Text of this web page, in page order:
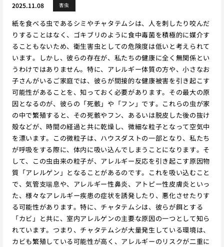
2025.11.08 害虫
紙を食べる虫であるシミやチャタテムシは、人を刺したり咬んだ
りすることはなく、ゴキブリのように食中毒菌を積極的に媒介す
ることもないため、衛生害虫としての危険度は低いと考えられて
います。しかし、彼らの存在が、私たちの健康に全く無関係とい
うわけではありません。特に、アレルギー体質の方や、小さなお
子さんがいるご家庭では、彼らが間接的な健康被害を引き起こす
可能性があることを、知っておく必要があります。その最大の原
因となるのが、彼らの「死骸」や「フン」です。これらの虫が家
の中で繁殖すると、その死骸やフン、あるいは脱皮した後の抜け
殻などが、時間の経過と共に乾燥し、微細な粒子となって空気中
を漂います。この微粒子は、ハウスダストの一部となり、私たち
が呼吸をする際に、体内に吸い込んでしまうことになります。そ
して、この虫由来の粒子が、アレルギー反応を引き起こす原因物
質「アレルゲン」となることがあるのです。これを吸い込むこと
で、気管支喘息や、アレルギー性鼻炎、アトピー性皮膚炎といっ
た、様々なアレルギー疾患の症状を誘発したり、悪化させたりす
る可能性があります。特に、チャタテムシは、彼らが餌とする
「カビ」と共に、室内アレルゲンの主要な原因の一つとして知ら
れています。つまり、チャタテムシが大量発生している環境は、
カビも繁殖している可能性が高く、アレルギーのリスクが二重に